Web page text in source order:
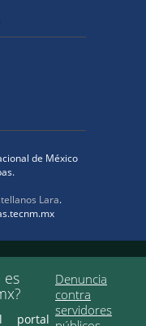
de México
Lara.
es
portal
Denuncia
contra
servidores